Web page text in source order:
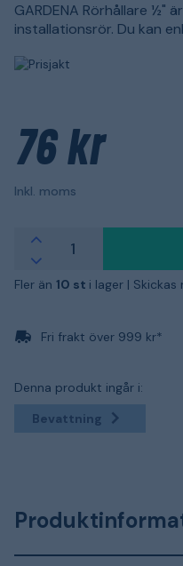
GARDENA Rörhållare ½"
installationsrör. Du kan
76 kr
Inkl. moms
Fler än 10 st i lager | Skickas
Fri frakt över 999 kr*
Denna produkt ingår i:
Bevattning